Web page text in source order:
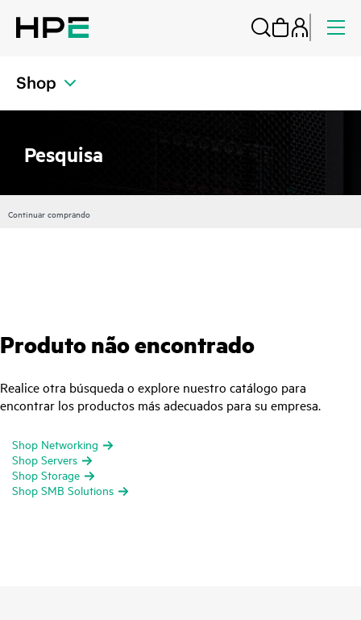
Shop
Pesquisa
Continuar comprando
Produto não encontrado
Realice otra búsqueda o explore nuestro catálogo para
encontrar los productos más adecuados para su empresa.
Shop Networking
Shop Servers
Shop Storage
Shop SMB Solutions